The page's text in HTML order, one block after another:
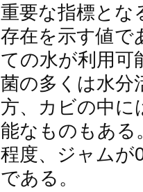
重要な指標とな
存在を示す値で
ての水が利用可
菌の多くは水分
方、カビの中に
能なものもある
程度、ジャムが
である。